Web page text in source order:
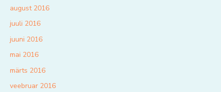
august 2016
juuli 2016
juuni 2016
mai 2016
märts 2016
veebruar 2016